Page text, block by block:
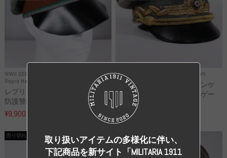
WWII GERMANY
Repro Hat and Cap Police and other
レプリカ ドイツ秩序警察 都市
防護警察 クラッシュキャップ...
¥9,900
WWII GERMANY Repro Uniforms WH
レプリカ ミヒャエル・ヤンケ
製 国家元帥 ヘルマン・ゲー
リ...
¥55,000
売り切れ 売り切れ
取り扱いアイテムの多様化に伴い、
下記商品を新サイト「MILITARIA 1911